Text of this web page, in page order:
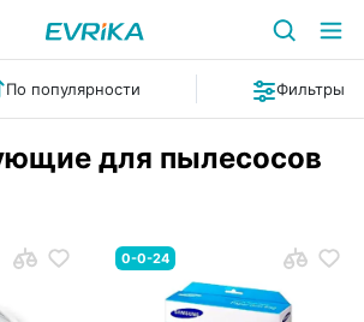
По популярности Фильтры
для пылесосов
0-0-24